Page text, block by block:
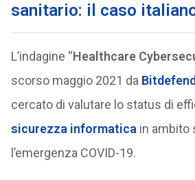
sanitario: il caso
L’indagine “Healthcare
scorso maggio 2021 da
cercato di valutare lo status di
sicurezza informatica in ambito
l’emergenza COVID-19.